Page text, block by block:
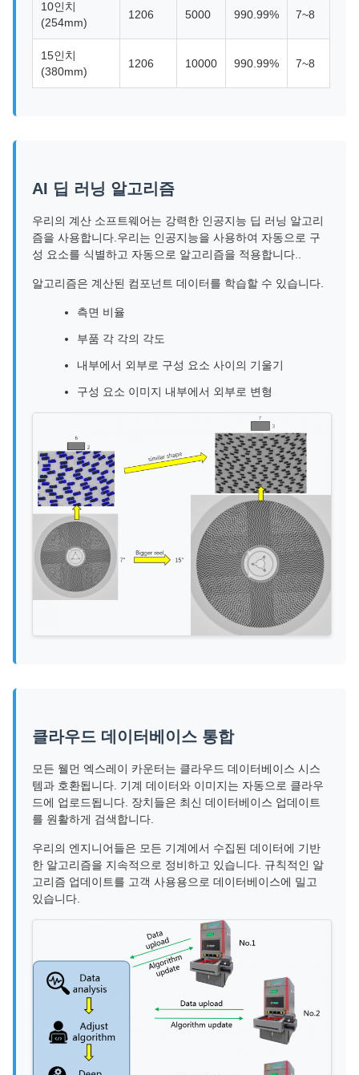
10인치
(254mm)
1206 5000 990.99% 7~8
15인치
(380mm)
1206 10000 990.99% 7~8
AI 딥 러닝 알고리즘
우리의 계산 소프트웨어는 강력한 인공지능 딥 러닝 알고리
즘을 사용합니다.우리는 인공지능을 사용하여 자동으로 구
성 요소를 식별하고 자동으로 알고리즘을 적용합니다..
알고리즘은 계산된 컴포넌트 데이터를 학습할 수 있습니다.
측면 비율
부품 각 각의 각도
내부에서 외부로 구성 요소 사이의 기울기
구성 요소 이미지 내부에서 외부로 변형
클라우드 데이터베이스 통합
모든 웰먼 엑스레이 카운터는 클라우드 데이터베이스 시스
템과 호환됩니다. 기계 데이터와 이미지는 자동으로 클라우
드에 업로드됩니다. 장치들은 최신 데이터베이스 업데이트
를 원활하게 검색합니다.
우리의 엔지니어들은 모든 기계에서 수집된 데이터에 기반
한 알고리즘을 지속적으로 정비하고 있습니다. 규칙적인 알
고리즘 업데이트를 고객 사용용으로 데이터베이스에 밀고
있습니다.